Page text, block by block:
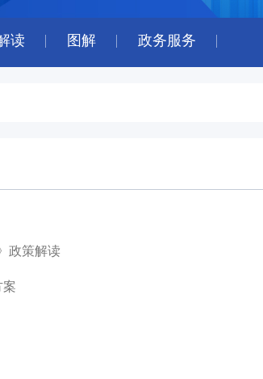
读 图解 政务服务
政策解读
案